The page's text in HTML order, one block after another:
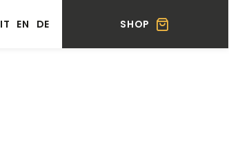
IT EN DE SHOP